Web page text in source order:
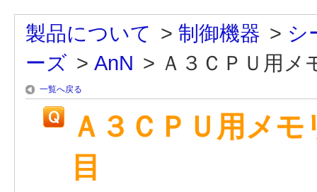
製品について > 制御機器 > シ
ーズ > AnN > Ａ３ＣＰＵ用
一覧へ戻る
Ａ３ＣＰＵ用メ
目